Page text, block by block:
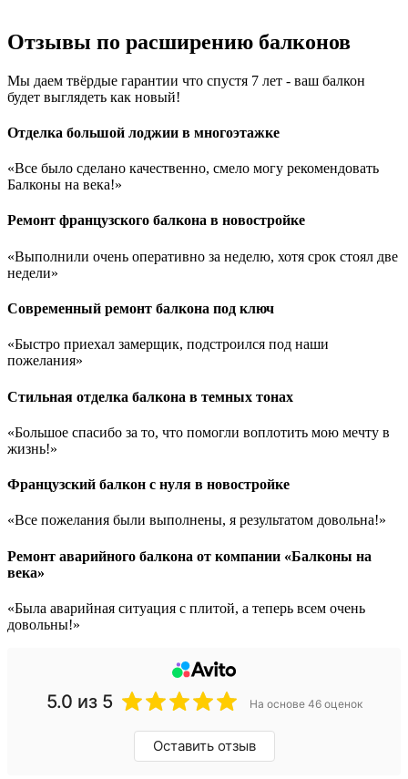
Отзывы по расширению балконов
Мы даем твёрдые гарантии что спустя 7 лет - ваш балкон
будет выглядеть как новый!
Отделка большой лоджии в многоэтажке
«Все было сделано качественно, смело могу рекомендовать
Балконы на века!»
Ремонт французского балкона в новостройке
«Выполнили очень оперативно за неделю, хотя срок стоял две
недели»
Современный ремонт балкона под ключ
«Быстро приехал замерщик, подстроился под наши
пожелания»
Стильная отделка балкона в темных тонах
«Большое спасибо за то, что помогли воплотить мою мечту в
жизнь!»
Французский балкон с нуля в новостройке
«Все пожелания были выполнены, я результатом довольна!»
Ремонт аварийного балкона от компании «Балконы на
века»
«Была аварийная ситуация с плитой, а теперь всем очень
довольны!»
5.0 из 5 На основе 46 оценок
Оставить отзыв